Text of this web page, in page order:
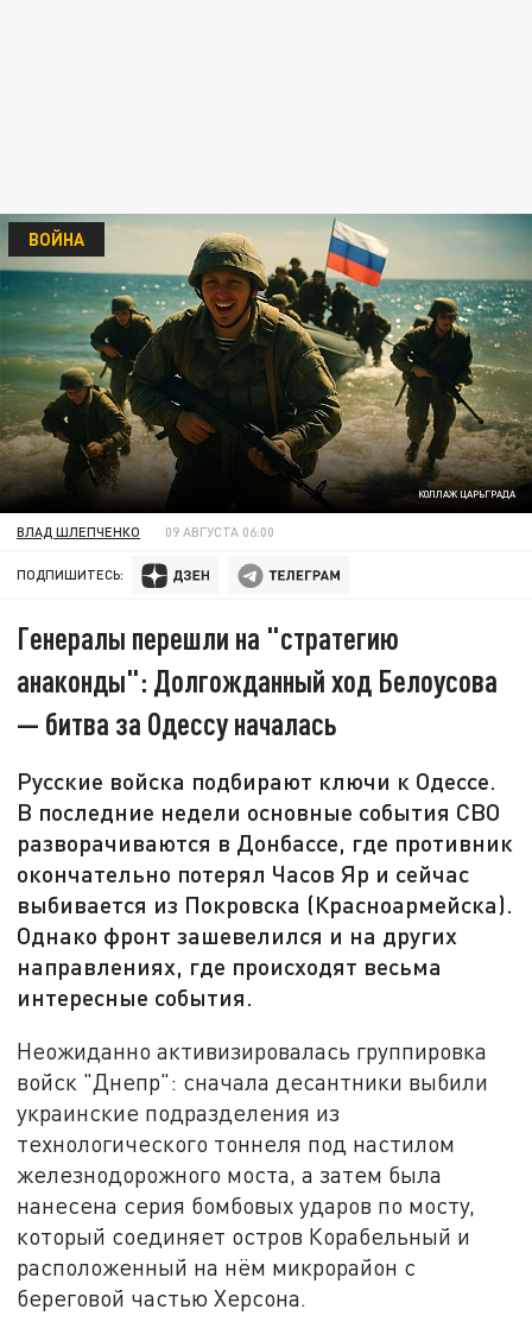
КОЛЛАЖ ЦАРЬГРАДА
ВОЙНА
ВЛАД ШЛЕПЧЕНКО 09 АВГУСТА 06:00
ПОДПИШИТЕСЬ:
Генералы перешли на "стратегию
анаконды": Долгожданный ход Белоусова
— битва за Одессу началась
Русские войска подбирают ключи к Одессе.
В последние недели основные события СВО
разворачиваются в Донбассе, где противник
окончательно потерял Часов Яр и сейчас
выбивается из Покровска (Красноармейска).
Однако фронт зашевелился и на других
направлениях, где происходят весьма
интересные события.
Неожиданно активизировалась группировка
войск "Днепр": сначала десантники выбили
украинские подразделения из
технологического тоннеля под настилом
железнодорожного моста, а затем была
нанесена серия бомбовых ударов по мосту,
который соединяет остров Корабельный и
расположенный на нём микрорайон с
береговой частью Херсона.